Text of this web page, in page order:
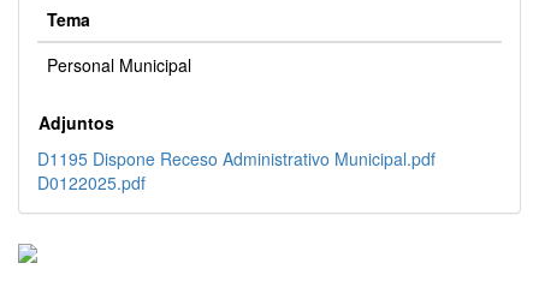
Tema
Personal Municipal
Adjuntos
D1195 Dispone Receso Administrativo Municipal.pdf
D0122025.pdf